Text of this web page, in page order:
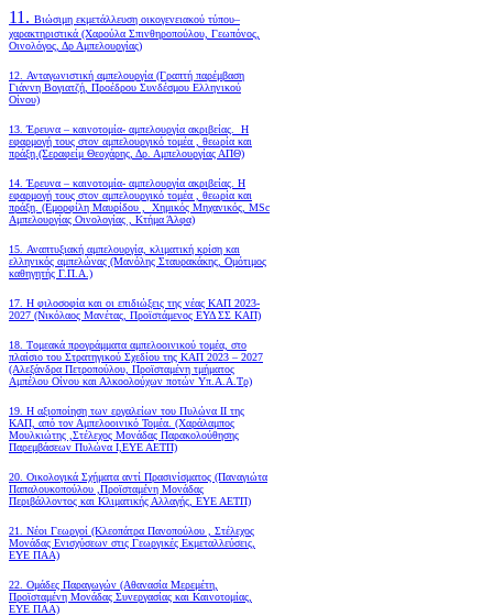
11. Βιώσιμη εκμετάλλευση οικογενειακού τύπου–
χαρακτηριστικά (Χαρούλα Σπινθηροπούλου, Γεωπόνος,
Οινολόγος, Δρ Αμπελουργίας)
12. Ανταγωνιστική αμπελουργία (Γραπτή παρέμβαση
Γιάννη Βογιατζή, Προέδρου Συνδέσμου Ελληνικού
Οίνου)
13. Έρευνα – καινοτομία- αμπελουργία ακριβείας. Η
εφαρμογή τους στον αμπελουργικό τομέα , θεωρία και
πράξη.(Σεραφείμ Θεοχάρης, Δρ. Αμπελουργίας ΑΠΘ)
14. Έρευνα – καινοτομία- αμπελουργία ακριβείας. Η
εφαρμογή τους στον αμπελουργικό τομέα , θεωρία και
πράξη. (Εμορφίλη Μαυρίδου , Χημικός Μηχανικός, MSc
Αμπελουργίας Οινολογίας , Κτήμα Άλφα)
15. Αναπτυξιακή αμπελουργία, κλιματική κρίση και
ελληνικός αμπελώνας (Μανόλης Σταυρακάκης, Ομότιμος
καθηγητής Γ.Π.Α.)
17. Η φιλοσοφία και οι επιδιώξεις της νέας ΚΑΠ 2023-
2027 (Νικόλαος Μανέτας, Προϊστάμενος ΕΥΔ ΣΣ ΚΑΠ)
18. Tομεακά προγράμματα αμπελοοινικού τομέα, στο
πλαίσιο του Στρατηγικού Σχεδίου της ΚΑΠ 2023 – 2027
(Αλεξάνδρα Πετροπούλου, Προϊσταμένη τμήματος
Αμπέλου Οίνου και Αλκοολούχων ποτών Υπ.Α.Α.Τρ)
19. Η αξιοποίηση των εργαλείων του Πυλώνα ΙΙ της
ΚΑΠ, από τον Αμπελοοινικό Τομέα. (Χαράλαμπος
Μουλκιώτης ,Στέλεχος Μονάδας Παρακολούθησης
Παρεμβάσεων Πυλώνα Ι,ΕΥΕ ΑΕΤΠ)
20. Οικολογικά Σχήματα αντί Πρασινίσματος (Παναγιώτα
Παπαλουκοπούλου ,Προϊσταμένη Μονάδας
Περιβάλλοντος και Κλιματικής Αλλαγής, ΕΥΕ ΑΕΤΠ)
21. Νέοι Γεωργοί (Κλεοπάτρα Πανοπούλου , Στέλεχος
Μονάδας Ενισχύσεων στις Γεωργικές Εκμεταλλεύσεις,
ΕΥΕ ΠΑΑ)
22. Ομάδες Παραγωγών (Αθανασία Μερεμέτη,
Προϊσταμένη Μονάδας Συνεργασίας και Καινοτομίας,
ΕΥΕ ΠΑΑ)